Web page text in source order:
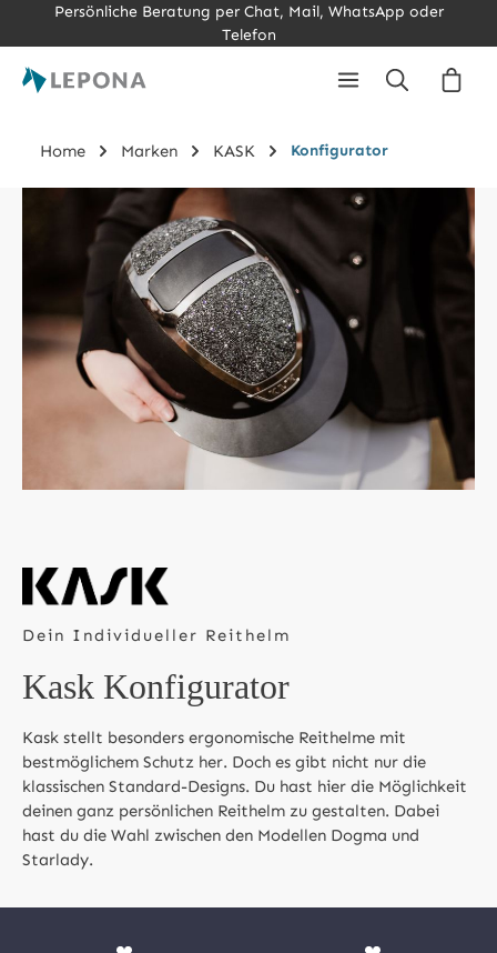
Zum Hauptinhalt springen
Persönliche Beratung per Chat, Mail, WhatsApp oder
Telefon
Home Marken KASK Konfigurator
Dein Individueller Reithelm
Kask Konfigurator
Kask stellt besonders ergonomische Reithelme mit
bestmöglichem Schutz her. Doch es gibt nicht nur die
klassischen Standard-Designs. Du hast hier die Möglichkeit
deinen ganz persönlichen Reithelm zu gestalten. Dabei
hast du die Wahl zwischen den Modellen Dogma und
Starlady.